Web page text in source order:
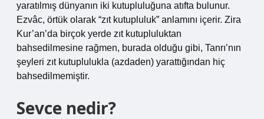
yaratılmış dünyanın iki kutupluluğuna atıfta bulunur.
Ezvâc, örtük olarak “zıt kutupluluk” anlamını içerir. Zira
Kur’an’da birçok yerde zıt kutupluluktan
bahsedilmesine rağmen, burada olduğu gibi, Tanrı’nın
şeyleri zıt kutuplulukla (azdaden) yarattığından hiç
bahsedilmemiştir.
Sevce nedir?